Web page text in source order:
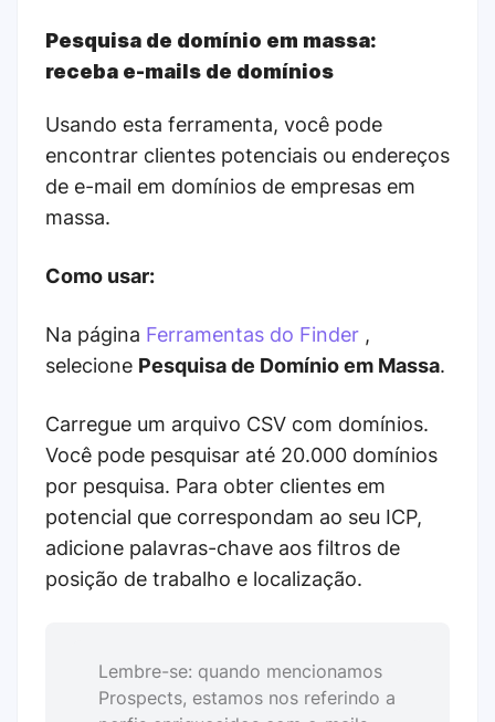
Pesquisa de domínio em massa:
receba e-mails de domínios
Usando esta ferramenta, você pode
encontrar clientes potenciais ou endereços
de e-mail em domínios de empresas em
massa.
Como usar:
Na página Ferramentas do Finder ,
selecione Pesquisa de Domínio em Massa.
Carregue um arquivo CSV com domínios.
Você pode pesquisar até 20.000 domínios
por pesquisa. Para obter clientes em
potencial que correspondam ao seu ICP,
adicione palavras-chave aos filtros de
posição de trabalho e localização.
Lembre-se: quando mencionamos
Prospects, estamos nos referindo a